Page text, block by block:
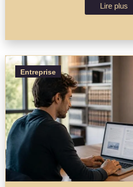
Lire plus
Entreprise